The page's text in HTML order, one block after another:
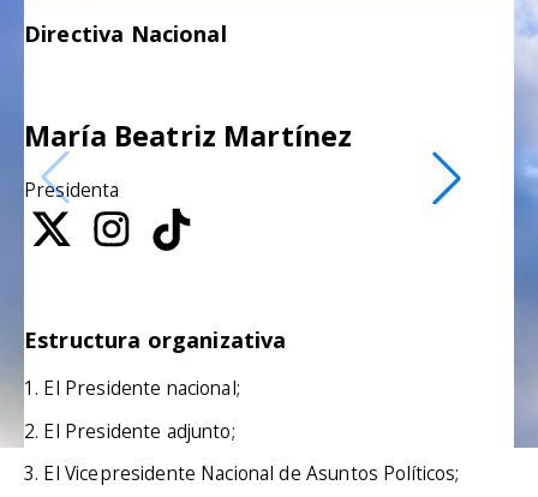
Directiva Nacional
María Beatriz Martínez
Presidenta
Estructura organizativa
1. El Presidente nacional;
2. El Presidente adjunto;
3. El Vicepresidente Nacional de Asuntos Políticos;